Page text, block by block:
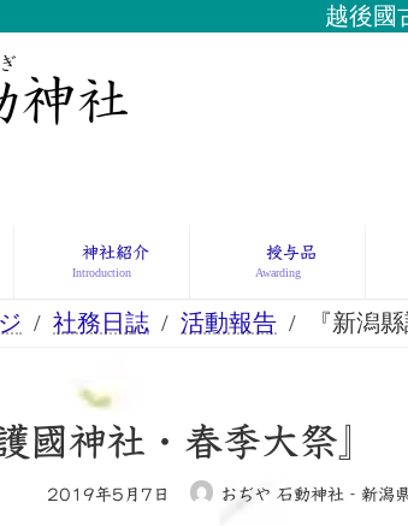
越後國
神社紹介
Introduction
授与品
Awarding
社務日誌 活動報告 『新潟
縣護國神社・春季大祭』
最
2019年5月7日 おぢや 石動神社‐新潟